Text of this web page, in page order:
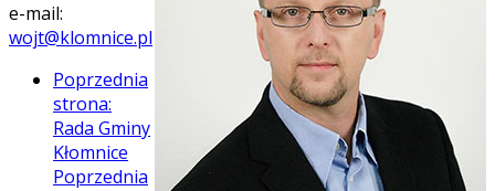
e-mail:
wojt@klomnice.pl
Poprzednia
strona:
Rada Gminy
Kłomnice
Poprzednia